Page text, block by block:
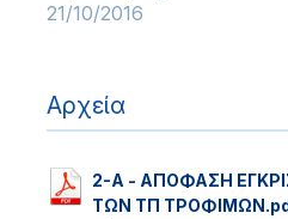
21/10/2016
Αρχεία
2-Α - ΑΠΟΦΑΣΗ
ΤΩΝ ΤΠ